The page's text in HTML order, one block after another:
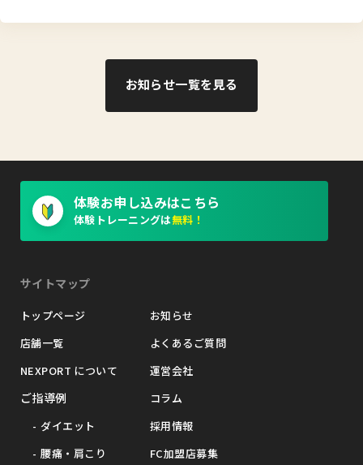
お知らせ一覧を見る
体験お申し込みはこちら
体験トレーニングは無料！
サイトマップ
トップページ
店舗一覧
NEXPORT について
ご指導例
ダイエット
腰痛・肩こり
お知らせ
よくあるご質問
運営会社
コラム
採用情報
FC加盟店募集